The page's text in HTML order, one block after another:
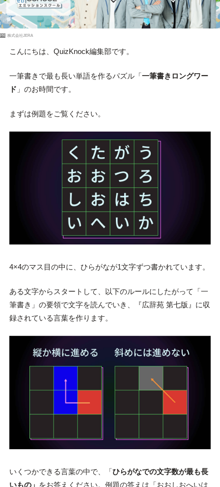
PR 株式会社JERA
こんにちは、QuizKnock編集部です。
一筆書きで最も長い単語を作るパズル「一筆書きロングワー
ド 」のお時間です。
まずは例題をご覧ください。
4×4のマス目の中に、ひらがなが1文字ずつ書かれています。
ある文字からスタートして、以下のルールにしたがって「一
筆書き」の要領で文字を読んでいき、『広辞苑 第七版』に収
録されている言葉を作ります。
いくつかできる言葉の中で、「ひらがなでの文字数が最も長
いもの」 をお答えください。例題の答えは「おおしおへいは